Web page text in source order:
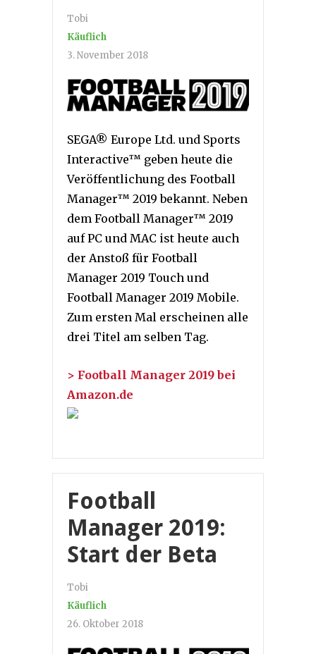
Tobi
Käuflich
3. November 2018
SEGA® Europe Ltd. und Sports
Interactive™ geben heute die
Veröffentlichung des Football
Manager™ 2019 bekannt. Neben
dem Football Manager™ 2019
auf PC und MAC ist heute auch
der Anstoß für Football
Manager 2019 Touch und
Football Manager 2019 Mobile.
Zum ersten Mal erscheinen alle
drei Titel am selben Tag.
> Football Manager 2019 bei
Amazon.de
Football
Manager 2019:
Start der Beta
Tobi
Käuflich
26. Oktober 2018